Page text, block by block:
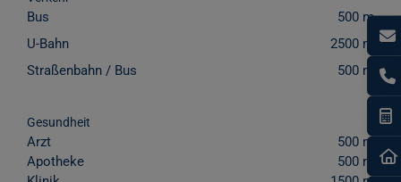
Bus
500 m
U-Bahn
2500 m
Straßenbahn / Bus
500 m
Gesundheit
Arzt
500 m
Apotheke
500 m